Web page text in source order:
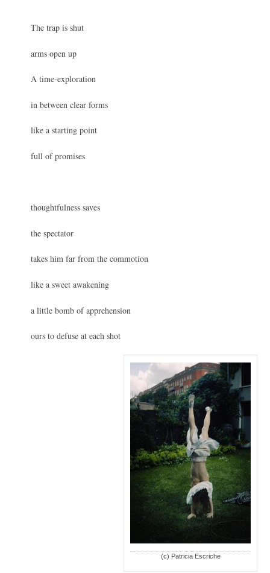
The trap is shut
arms open up
A time-exploration
in between clear forms
like a starting point
full of promises
thoughtfulness saves
the spectator
takes him far from the commotion
like a sweet awakening
a little bomb of apprehension
ours to defuse at each shot
(c) Patricia Escriche